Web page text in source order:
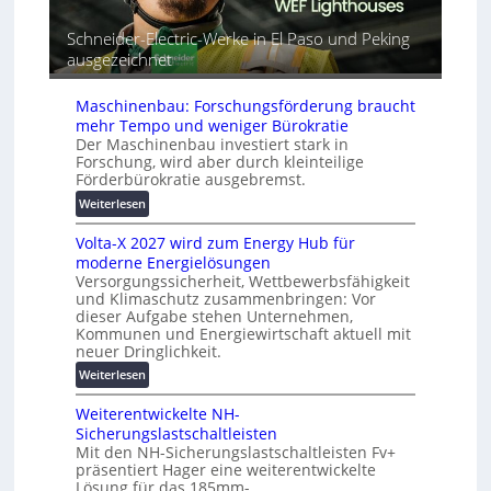
a
t
i
i
e
r
u
n
g
s
ö
s
u
n
g
e
n
e
i
h
G
e
r
t
e
s
c
h
u
t
z
u
n
d
d
i
g
i
e
T
Schneider-Electric-Werke in El Paso und Peking
ausgezeichnet
Maschinenbau: Forschungsförderung braucht
mehr Tempo und weniger Bürokratie
Der Maschinenbau investiert stark in
Forschung, wird aber durch kleinteilige
Förderbürokratie ausgebremst.
Weiterlesen:
M
a
s
c
h
i
n
e
n
b
a
u
:
F
Volta-X 2027 wird zum Energy Hub für
moderne Energielösungen
Versorgungssicherheit, Wettbewerbsfähigkeit
und Klimaschutz zusammenbringen: Vor
dieser Aufgabe stehen Unternehmen,
Kommunen und Energiewirtschaft aktuell mit
neuer Dringlichkeit.
Weiterlesen:
V
o
l
t
a
Weiterentwickelte NH-
Sicherungslastschaltleisten
Mit den NH-Sicherungslastschaltleisten Fv+
präsentiert Hager eine weiterentwickelte